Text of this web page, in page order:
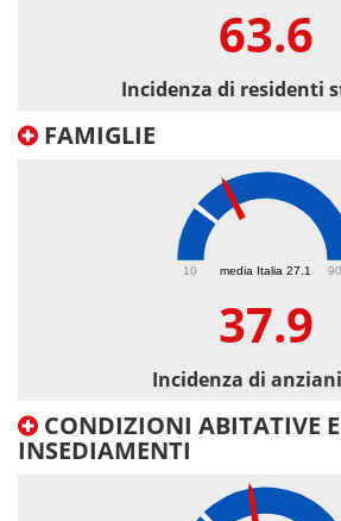
63.6
Incidenza di residenti
FAMIGLIE
media Italia 27.1
10
37.9
Incidenza di
CONDIZIONI ABITATIVE
INSEDIAMENTI